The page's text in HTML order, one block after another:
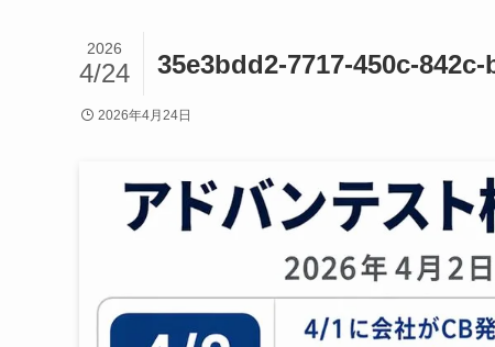
35e3bdd2-7717-450c-
2026
4/24
2026年4月24日